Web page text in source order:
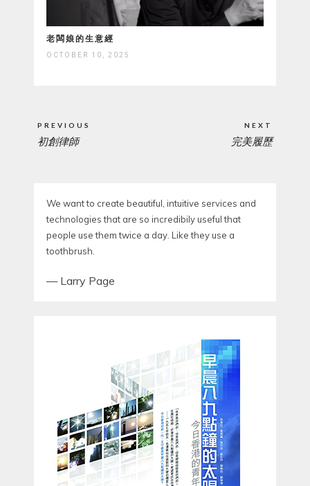
老闆娘的生意經
OCTOBER 10, 2025
navigation
PREVIOUS
PREVIOUS
初創律師
NEXT
完美履歷
We want to create beautiful, intuitive services and
technologies that are so incredibily useful that
people use them twice a day. Like they use a
toothbrush.
— Larry Page